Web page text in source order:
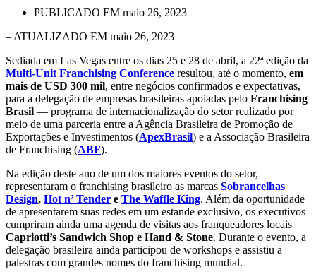
PUBLICADO EM maio 26, 2023
– ATUALIZADO EM maio 26, 2023
Sediada em Las Vegas entre os dias 25 e 28 de abril, a 22ª edição da
Multi-Unit Franchising Conference resultou, até o momento, em
mais de USD 300 mil, entre negócios confirmados e expectativas,
para a delegação de empresas brasileiras apoiadas pelo Franchising
Brasil — programa de internacionalização do setor realizado por
meio de uma parceria entre a Agência Brasileira de Promoção de
Exportações e Investimentos (ApexBrasil) e a Associação Brasileira
de Franchising (ABF).
Na edição deste ano de um dos maiores eventos do setor,
representaram o franchising brasileiro as marcas Sobrancelhas
Design, Hot n’ Tender e The Waffle King. Além da oportunidade
de apresentarem suas redes em um estande exclusivo, os executivos
cumpriram ainda uma agenda de visitas aos franqueadores locais
Capriotti’s Sandwich Shop e Hand & Stone. Durante o evento, a
delegação brasileira ainda participou de workshops e assistiu a
palestras com grandes nomes do franchising mundial.